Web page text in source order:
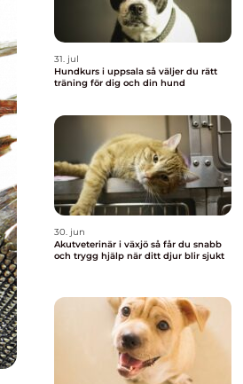
31. jul
Hundkurs i uppsala så väljer du rätt
träning för dig och din hund
30. jun
Akutveterinär i växjö så får du snabb
och trygg hjälp när ditt djur blir sjukt